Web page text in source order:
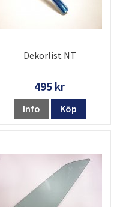
Dekorlist NT
495 kr
Info Köp